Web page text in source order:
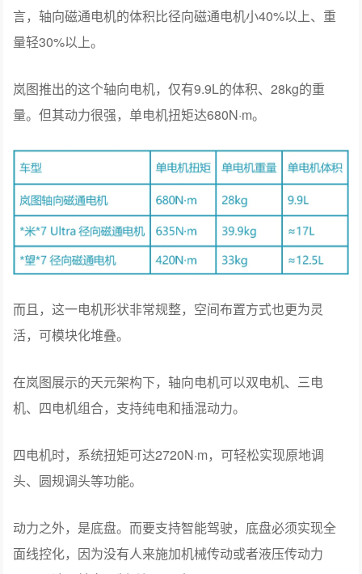
言，轴向磁通电机的体积比径向磁通电机小40%以上、重
量轻30%以上。
岚图推出的这个轴向电机，仅有9.9L的体积、28kg的重
量。但其动力很强，单电机扭矩达680N·m。
而且，这一电机形状非常规整，空间布置方式也更为灵
活，可模块化堆叠。
在岚图展示的天元架构下，轴向电机可以双电机、三电
机、四电机组合，支持纯电和插混动力。
四电机时，系统扭矩可达2720N·m，可轻松实现原地调
头、圆规调头等功能。
动力之外，是底盘。而要支持智能驾驶，底盘必须实现全
面线控化，因为没有人来施加机械传动或者液压传动力